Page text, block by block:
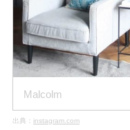
Malcolm
出典： instagram.com